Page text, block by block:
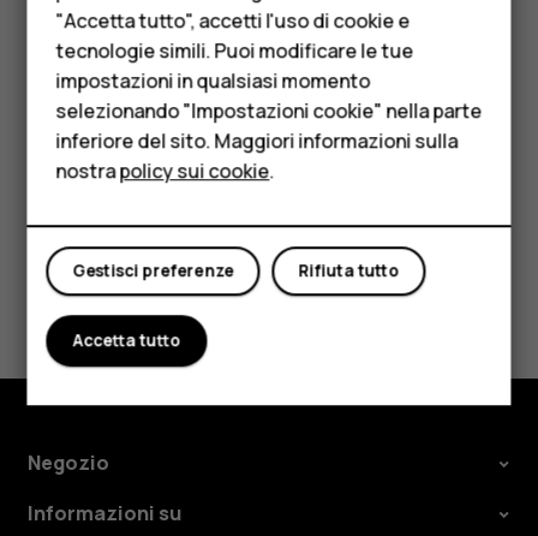
HMD Terra M
Per le imprese
Tablet
Negozio
Il mio account
Disattivare il controllo ortografico
ToccareImpostazioni> Sistema>Lingue e immissione
Avanzate>Controllo ortograficoe disattivare
controllo ortografico.
Ti è stato d'aiuto?
Sì No
Negozio
Informazioni su
"Accetta tutto", accetti l'uso di cookie e
tecnologie simili. Puoi modificare le tue
impostazioni in qualsiasi momento
selezionando "Impostazioni cookie" nella parte
inferiore del sito. Maggiori informazioni sulla
nostrapolicy sui cookie.
Rifiuta tutto
Gestisci preferenze
Accetta tutto